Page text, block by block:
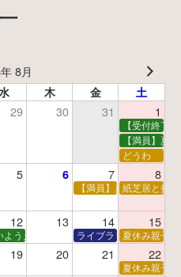
8月
木 金 土
29 30 31 1
【受付終了
【満員】夏
どうわ
5 6 7 8
ークショップ 【満員】夏休み科学あ
紙芝居と折
12 13 14 15
夏休みおはなし工作会
うえほん ライブラリーシアター
夏休み親子
19 20 21 22
創立100年 夏休み親子